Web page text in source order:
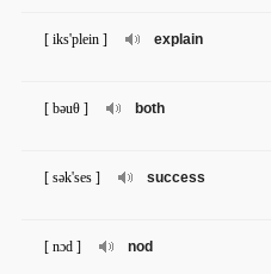
explain
[ iks'plein ]
both
[ bəuθ ]
success
[ sək'ses ]
nod
[ nɔd ]